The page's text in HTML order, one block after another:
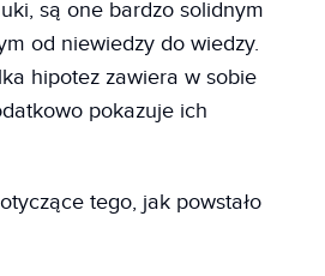
są one bardzo solidnym
od niewiedzy do wiedzy.
hipotez zawiera w sobie
pokazuje ich
tego, jak powstało